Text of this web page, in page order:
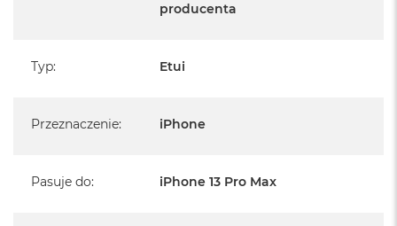
producenta
Typ: Etui
Przeznaczenie: iPhone
Pasuje do: iPhone 13 Pro Max